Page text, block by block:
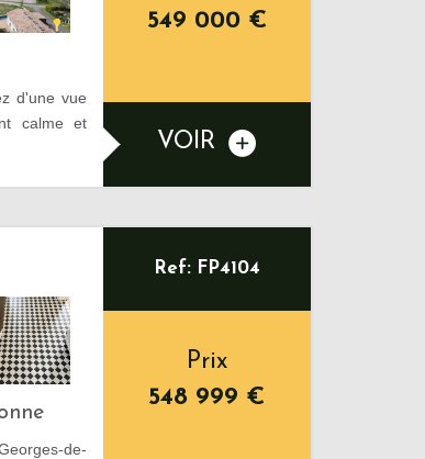
d'une vue
calme et
549 000 €
VOIR
de-
Ref: FP4104
Prix
548 999 €